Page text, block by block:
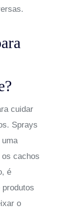
cuidar
Sprays
os cachos
é
o